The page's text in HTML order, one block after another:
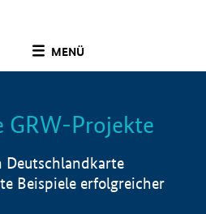
MENÜ
Info
GRW-Projekte
Deutschlandkarte
Beispiele erfolgreicher